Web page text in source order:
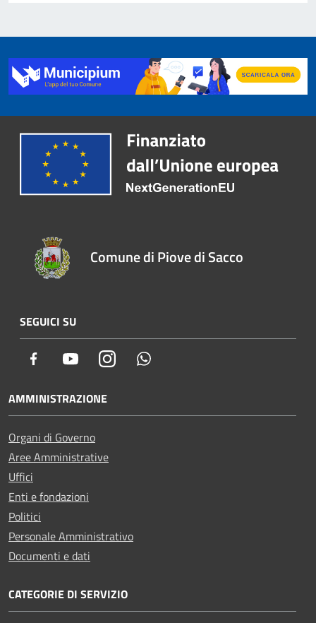
Comune di Piove di Sacco
SEGUICI SU
Facebook YoutubeInstagram
AMMINISTRAZIONE
Organi di Governo
Aree Amministrative
Uffici
Enti e fondazioni
Politici
Personale Amministrativo
Documenti e dati
CATEGORIE DI SERVIZIO